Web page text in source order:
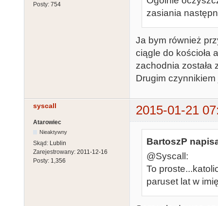
Posty: 754
zasiania
Ja bym również
ciągle do kościoła
zachodnia została
Drugim
syscall 2015-01-21
Atarowiec
Nieaktywny
Skąd: Lublin
Zarejestrowany: 2011-12-16
Posty: 1,356
BartoszP
@Syscall:
To
paruset lat w